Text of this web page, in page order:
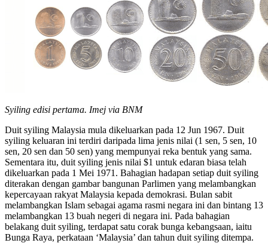
Syiling edisi pertama. Imej via BNM
Duit syiling Malaysia mula dikeluarkan pada 12 Jun 1967. Duit
syiling keluaran ini terdiri daripada lima jenis nilai (1 sen, 5 sen, 10
sen, 20 sen dan 50 sen) yang mempunyai reka bentuk yang sama.
Sementara itu, duit syiling jenis nilai $1 untuk edaran biasa telah
dikeluarkan pada 1 Mei 1971. Bahagian hadapan setiap duit syiling
diterakan dengan gambar bangunan Parlimen yang melambangkan
kepercayaan rakyat Malaysia kepada demokrasi. Bulan sabit
melambangkan Islam sebagai agama rasmi negara ini dan bintang 13
melambangkan 13 buah negeri di negara ini. Pada bahagian
belakang duit syiling, terdapat satu corak bunga kebangsaan, iaitu
Bunga Raya, perkataan ‘Malaysia’ dan tahun duit syiling ditempa.